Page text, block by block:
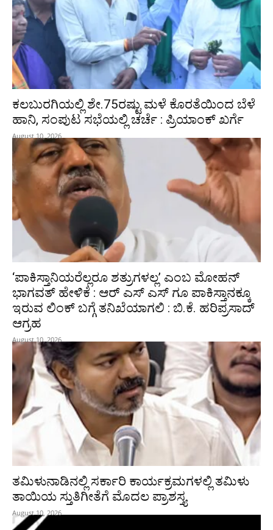
ಕಲಬುರಗಿಯಲ್ಲಿ ಶೇ.75ರಷ್ಟು ಮಳೆ ಕೊರತೆಯಿಂದ ಬೆಳೆ
ಹಾನಿ, ಸಂಪುಟ‌ ಸಭೆಯಲ್ಲಿ ಚರ್ಚೆ : ಪ್ರಿಯಾಂಕ್ ಖರ್ಗೆ
August 10, 2026
‘ಪಾಕಿಸ್ತಾನಿಯರೆಲ್ಲರೂ ಶತ್ರುಗಳಲ್ಲ’ ಎಂಬ ಮೋಹನ್‌
ಭಾಗವತ್ ಹೇಳಿಕೆ : ಆರ್ ಎಸ್ ಎಸ್ ಗೂ ಪಾಕಿಸ್ತಾನಕ್ಕೂ
ಇರುವ ಲಿಂಕ್ ಬಗ್ಗೆ ತನಿಖೆಯಾಗಲಿ : ಬಿ.ಕೆ. ಹರಿಪ್ರಸಾದ್‌
ಆಗ್ರಹ
August 10, 2026
ತಮಿಳುನಾಡಿನಲ್ಲಿ ಸರ್ಕಾರಿ ಕಾರ್ಯಕ್ರಮಗಳಲ್ಲಿ ತಮಿಳು
ತಾಯಿಯ ಸ್ತುತಿಗೀತೆಗೆ ಮೊದಲ ಪ್ರಾಶಸ್ತ್ಯ
August 10, 2026